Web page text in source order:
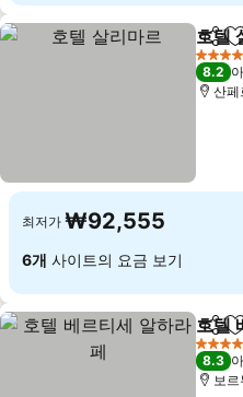
공유
호텔
4 성급
8.2
산페
최저가 ₩92,555
6개 사이트의 요금 보기
공유
호텔
4 성급
8.3
보르